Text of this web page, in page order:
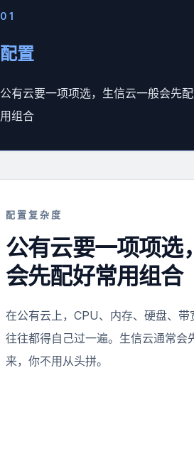
0 1
配置
公有云要一项项选，生信云一般会先
用组合
配置复杂度
公有云要一项项选
会先配好常用组合
在公有云上，CPU、内存、硬盘、带
往往都得自己过一遍。生信云通常会
来，你不用从头拼。